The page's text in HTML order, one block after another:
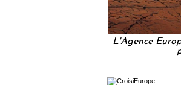
L'Agence